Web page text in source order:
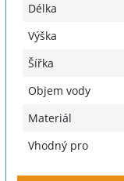
Délka
Výška
Šířka
Objem vody
Materiál
Vhodný pro